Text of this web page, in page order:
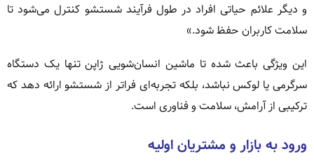
و دیگر علائم حیاتی افراد در طول فرآیند شستشو کنترل می‌شود تا
سلامت کاربران حفظ شود.»
این ویژگی باعث شده تا ماشین انسان‌شویی ژاپن تنها یک دستگاه
سرگرمی یا لوکس نباشد، بلکه تجربه‌ای فراتر از شستشو ارائه دهد که
ترکیبی از آرامش، سلامت و فناوری است.
ورود به بازار و مشتریان اولیه